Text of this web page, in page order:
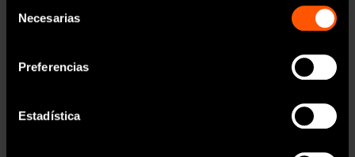
Necesarias
Preferencias
Estadística
página web está dirigida exclusivamente
odontológico.
P21L